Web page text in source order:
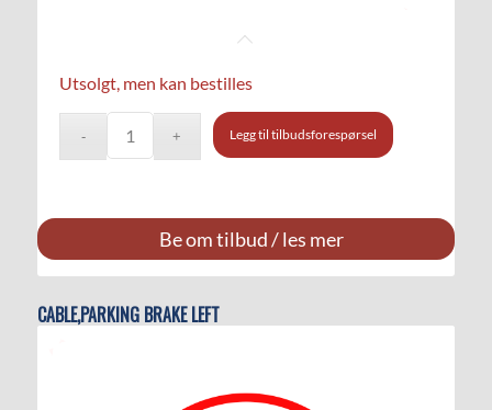
Utsolgt, men kan bestilles
Legg til tilbudsforespørsel
Be om tilbud / les mer
CABLE,PARKING BRAKE LEFT